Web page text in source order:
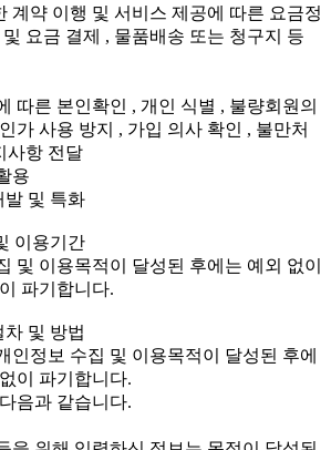
계약 이행 및 서비스 제공에 따른 요금정
요금 결제 , 물품배송 또는 청구지 등
따른 본인확인 , 개인 식별 , 불량회원의
가 사용 방지 , 가입 의사 확인 , 불만처
사항 전달
용
발 및 특화
이용기간
및 이용목적이 달성된 후에는 예외 없이
파기합니다.
및 방법
인정보 수집 및 이용목적이 달성된 후에
이 파기합니다.
음과 같습니다.